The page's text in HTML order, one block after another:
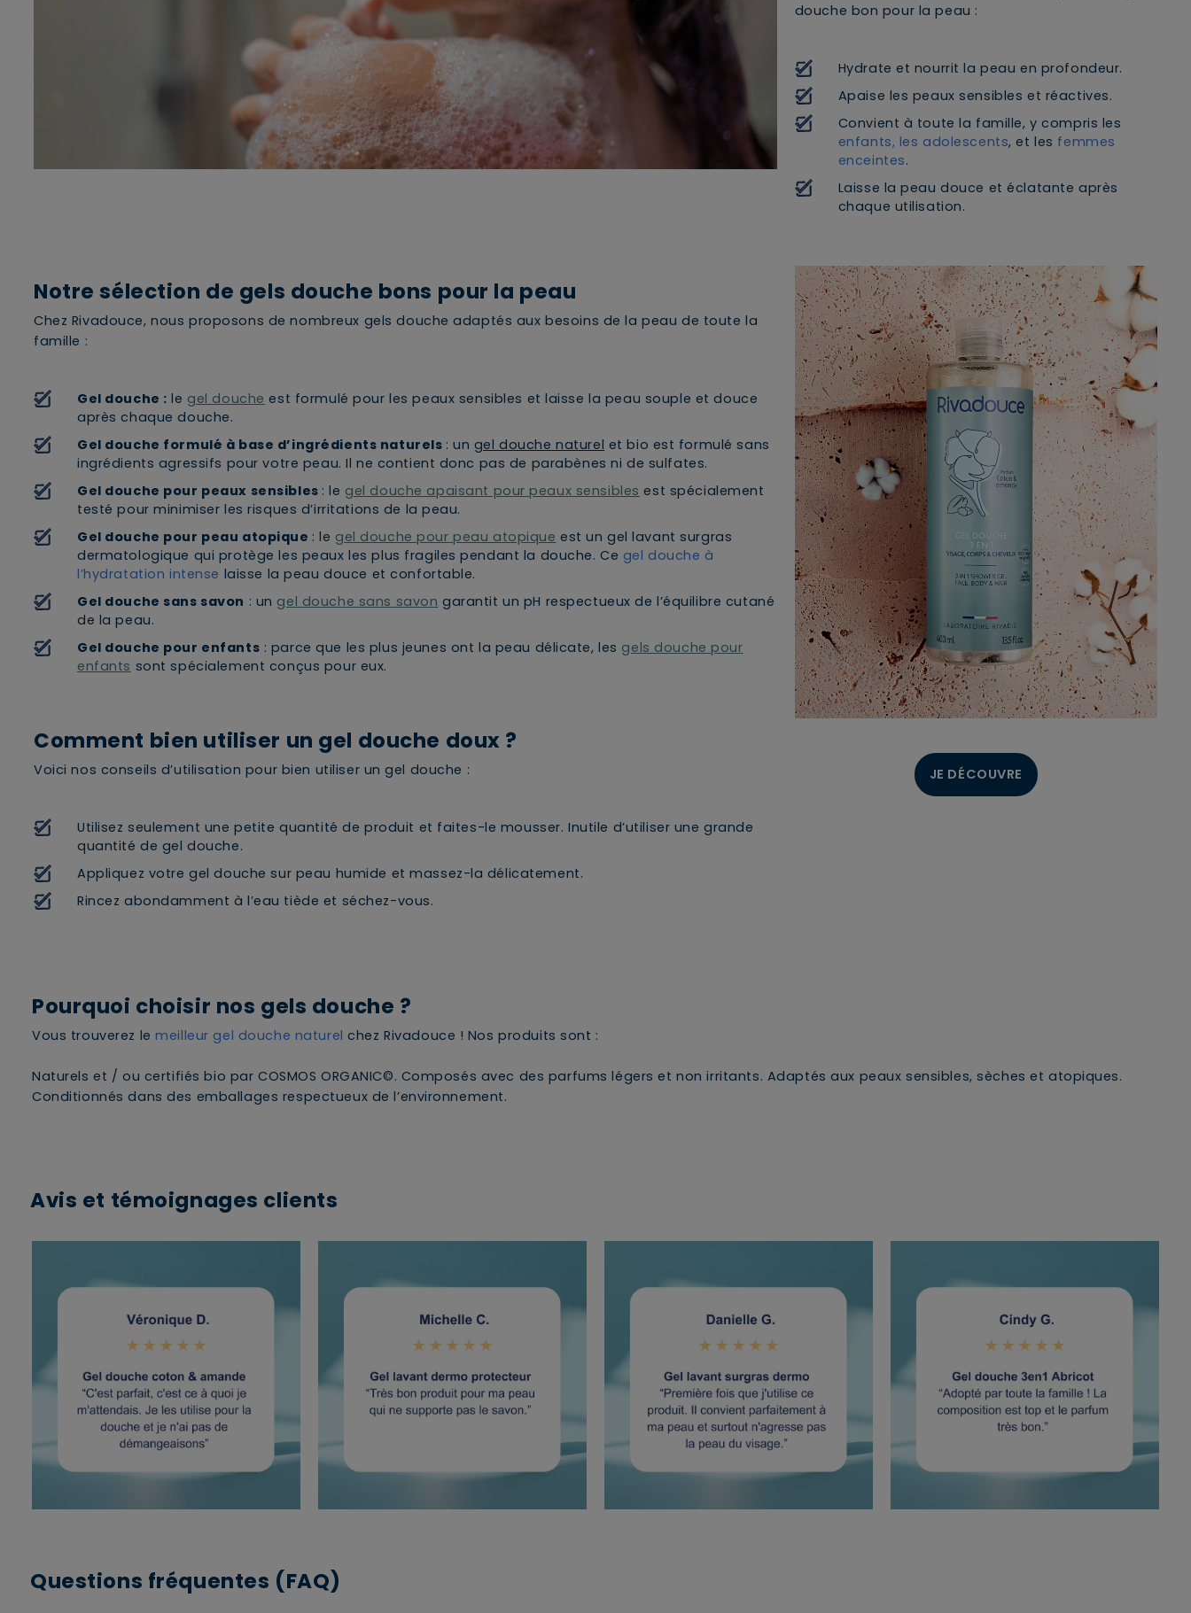
×
Voulez-vous vraiment supprimer le produit suivant du
douche bon pour la peau :
Hydrate et nourrit la peau en profondeur.
Apaise les peaux sensibles et réactives.
Convient à toute la famille, y compris les
enfants, les adolescents, et les femmes
enceintes.
Laisse la peau douce et éclatante après
chaque utilisation.
Notre sélection de gels douche bons pour la peau
Chez Rivadouce, nous proposons de nombreux gels douche adaptés aux besoins de la peau de toute la
famille :
Gel douche : le gel douche est formulé pour les peaux sensibles et laisse la peau souple et douce
après chaque douche.
Gel douche formulé à base d’ingrédients naturels : un gel douche naturel et bio est formulé sans
ingrédients agressifs pour votre peau. Il ne contient donc pas de parabènes ni de sulfates.
Gel douche pour peaux sensibles : le gel douche apaisant pour peaux sensibles est spécialement
testé pour minimiser les risques d’irritations de la peau.
Gel douche pour peau atopique : le gel douche pour peau atopique est un gel lavant surgras
dermatologique qui protège les peaux les plus fragiles pendant la douche. Ce gel douche à
l’hydratation intense laisse la peau douce et confortable.
Gel douche sans savon : un gel douche sans savon garantit un pH respectueux de l’équilibre cutané
de la peau.
Gel douche pour enfants : parce que les plus jeunes ont la peau délicate, les gels douche pour
enfants sont spécialement conçus pour eux.
Comment bien utiliser un gel douche doux ?
Voici nos conseils d’utilisation pour bien utiliser un gel douche :
Utilisez seulement une petite quantité de produit et faites-le mousser. Inutile d’utiliser une grande
quantité de gel douche.
Appliquez votre gel douche sur peau humide et massez-la délicatement.
Rincez abondamment à l’eau tiède et séchez-vous.
JE DÉCOUVRE
Pourquoi choisir nos gels douche ?
Vous trouverez lemeilleur gel douche naturelchez Rivadouce ! Nos produits sont :
Naturels et / ou certifiés bio par COSMOS ORGANIC©. Composés avec des parfums légers et non irritants. Adaptés aux peaux sensibles, sèches et atopiques.
Conditionnés dans des emballages respectueux de l’environnement.
Avis et témoignages clients
Questions fréquentes (FAQ)
acceptez de recevoir des communications par